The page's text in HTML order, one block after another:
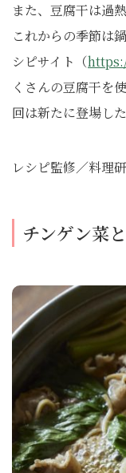
また、豆腐干は過
これからの季節は
シピサイト（
くさんの豆腐干を
回は新たに登場し
レシピ監修／料理
チンゲン菜